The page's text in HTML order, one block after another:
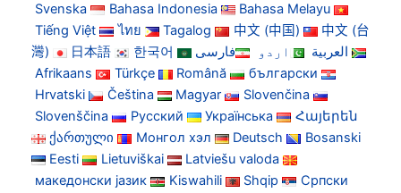
Svenska
Bahasa Indonesia
Bahasa Melayu
Tiếng Việt
ไทย Tagalog 中文 (中国)
中文 (台
灣)
日本語 한국어 العربية اردو
فارسی
Afrikaans
Türkçe Română
български
Hrvatski
Čeština Magyar
Slovenčina
Slovenščina
Русский Українська
Հայերեն
ქართული
Монгол хэл Deutsch
Bosanski
Eesti
Lietuviškai
Latviešu valoda
македонски јазик
Kiswahili Shqip
Српски